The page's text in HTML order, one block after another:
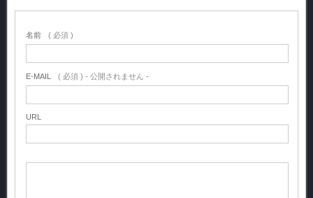
名前 ( 必須 )
E-MAIL ( 必須 ) - 公開されません -
URL